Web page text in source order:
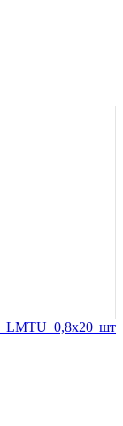
LMTU 0,8x20 шт